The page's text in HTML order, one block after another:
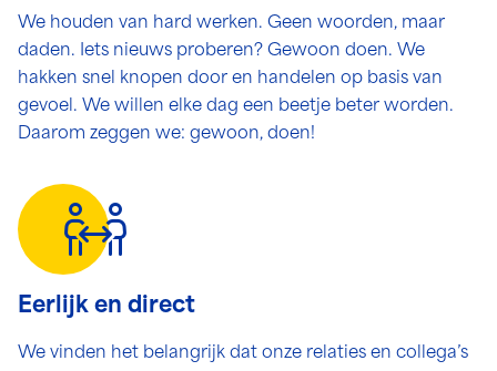
We houden van hard werken. Geen woorden, maar
daden. Iets nieuws proberen? Gewoon doen. We
hakken snel knopen door en handelen op basis van
gevoel. We willen elke dag een beetje beter worden.
Daarom zeggen we: gewoon, doen!
Eerlijk en direct
We vinden het belangrijk dat onze relaties en collega’s